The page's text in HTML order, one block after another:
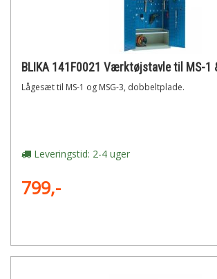
BLIKA 141F0021 Værktøjstavle til MS-1
Lågesæt til MS-1 og MSG-3, dobbeltplade.
Leveringstid: 2-4 uger
799,-